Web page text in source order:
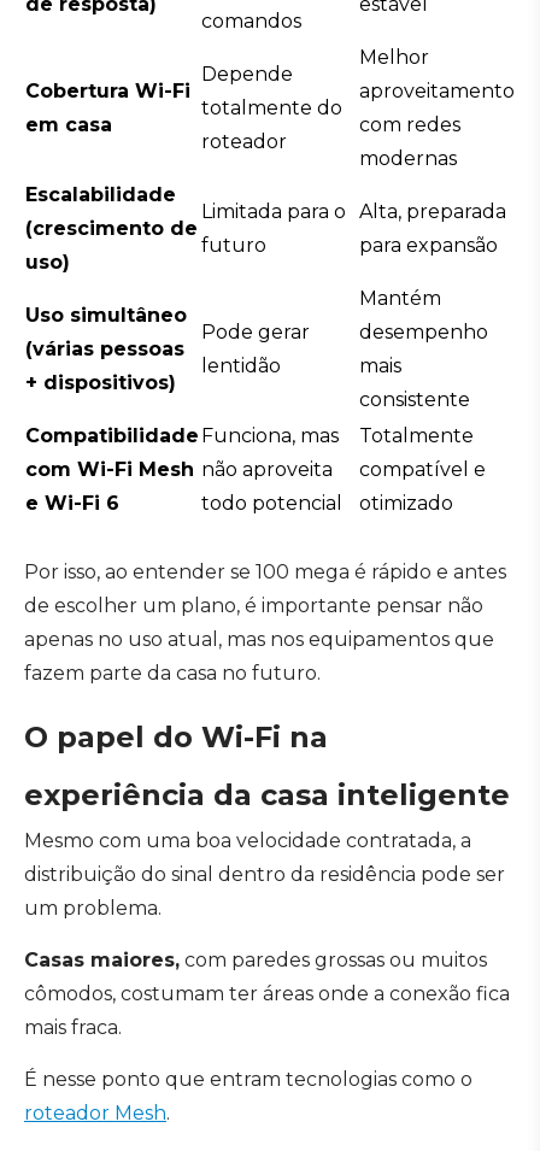
comandos
Cobertura Wi-Fi
em casa
Depende
totalmente do
roteador
Melhor
aproveitamento
com redes
modernas
Escalabilidade
(crescimento de
uso)
Limitada para o
futuro
Alta, preparada
para expansão
Uso simultâneo
(várias pessoas
+ dispositivos)
Pode gerar
lentidão
Mantém
desempenho
mais
consistente
Compatibilidade
com Wi-Fi Mesh
e Wi-Fi 6
Funciona, mas
não aproveita
todo potencial
Totalmente
compatível e
otimizado
Por isso, ao entender se 100 mega é rápido e antes
de escolher um plano, é importante pensar não
apenas no uso atual, mas nos equipamentos que
fazem parte da casa no futuro.
O papel do Wi-Fi na
experiência da casa inteligente
Mesmo com uma boa velocidade contratada, a
distribuição do sinal dentro da residência pode ser
um problema.
Casas maiores, com paredes grossas ou muitos
cômodos, costumam ter áreas onde a conexão fica
mais fraca.
É nesse ponto que entram tecnologias como o
roteador Mesh.